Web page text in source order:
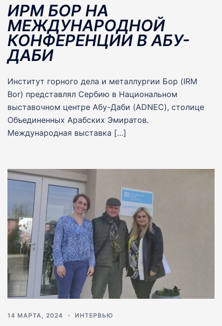
ИРМ БОР НА
МЕЖДУНАРОДНОЙ
КОНФЕРЕНЦИИ В АБУ-
ДАБИ
Институт горного дела и металлургии Бор (IRM
Bor) представлял Сербию в Национальном
выставочном центре Абу-Даби (ADNEC), столице
Объединенных Арабских Эмиратов.
Международная выставка […]
14 МАРТА, 2024 ИНТЕРВЬЮ